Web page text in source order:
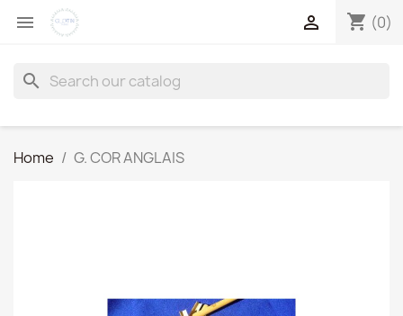
 shopping_cart (0)

search
Home G. COR ANGLAIS